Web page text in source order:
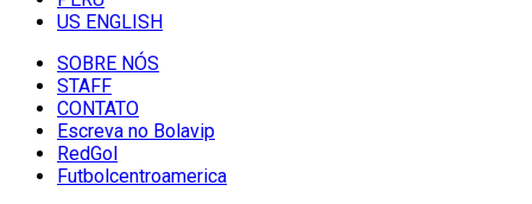
US ENGLISH
SOBRE NÓS
STAFF
CONTATO
Escreva no Bolavip
RedGol
Futbolcentroamerica